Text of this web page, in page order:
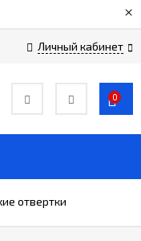
×
Личный кабинет
0
отвертки